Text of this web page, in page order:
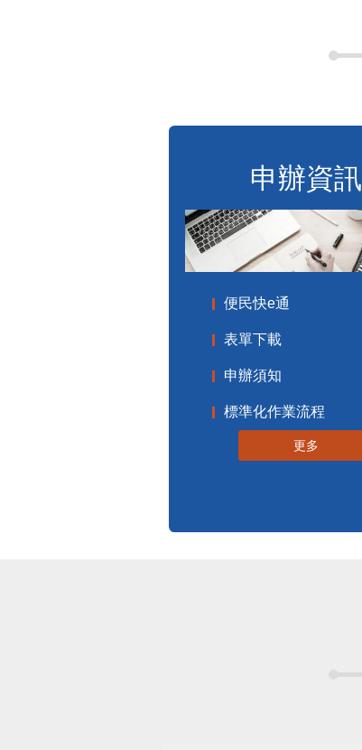
申辦資訊
便民快e通
表單下載
申辦須知
標準化作業流程
更多